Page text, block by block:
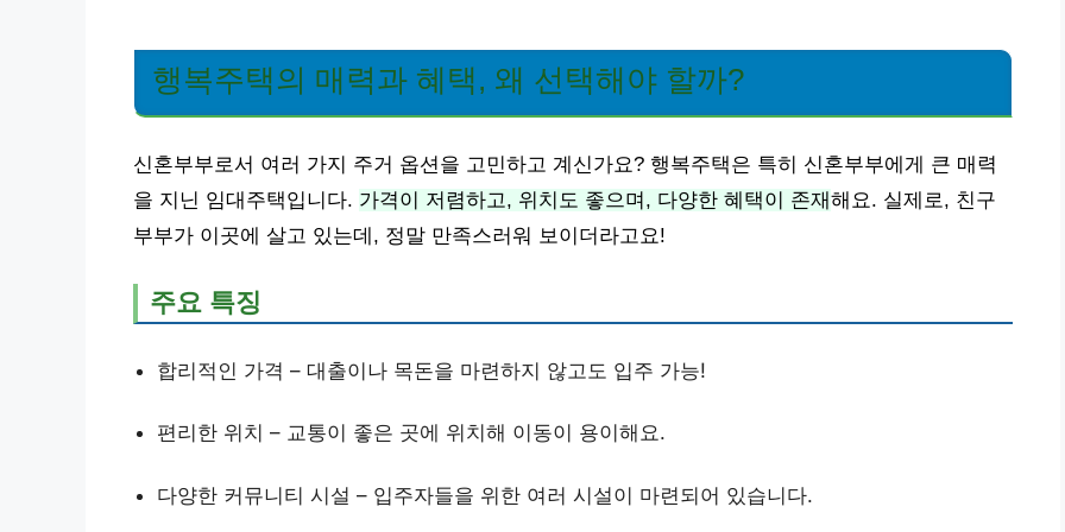
행복주택의 매력과 혜택, 왜 선택해야 할까?
신혼부부로서 여러 가지 주거 옵션을 고민하고 계신가요? 행복주택은 특히 신혼부부에게 큰 매력
을 지닌 임대주택입니다. 가격이 저렴하고, 위치도 좋으며, 다양한 혜택이 존재해요. 실제로, 친구
부부가 이곳에 살고 있는데, 정말 만족스러워 보이더라고요!
주요 특징
합리적인 가격 – 대출이나 목돈을 마련하지 않고도 입주 가능!
편리한 위치 – 교통이 좋은 곳에 위치해 이동이 용이해요.
다양한 커뮤니티 시설 – 입주자들을 위한 여러 시설이 마련되어 있습니다.